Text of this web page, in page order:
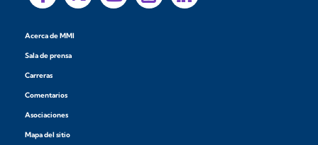
Acerca de MMI
Sala de prensa
Carreras
Comentarios
Asociaciones
Mapa del sitio